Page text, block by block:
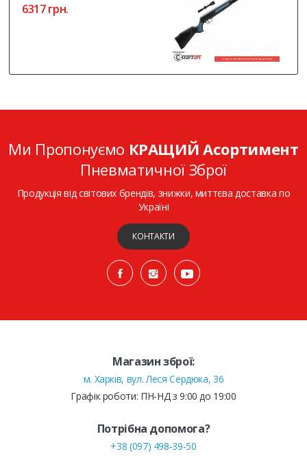
6317 грн.
Ми Пропонуємо КРАЩИЙ Асортимент
Пневматичної Зброї
Продукція від світових брендів, знижки, миттєва доставка по
Україні
КОНТАКТИ
Магазин зброї:
м. Харків, вул. Леся Сердюка, 36
Графік роботи: ПН-НД з 9:00 до 19:00
Потрібна допомога?
+38 (097) 498-39-50